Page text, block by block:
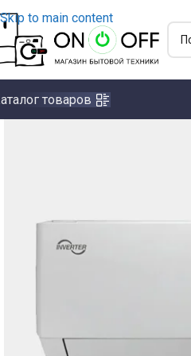
Skip to main content
товаров